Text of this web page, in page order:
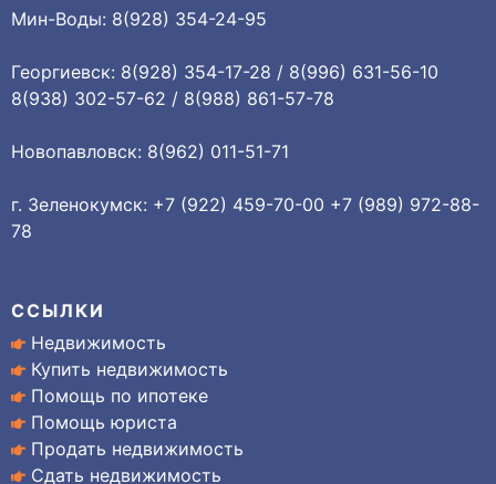
Мин-Воды: 8(928) 354-24-95
Георгиевск: 8(928) 354-17-28 / 8(996) 631-56-10
8(938) 302-57-62 / 8(988) 861-57-78
Новопавловск: 8(962) 011-51-71
г. Зеленокумск: +7 (922) 459-70-00 +7 (989) 972-88-
78
ССЫЛКИ
Недвижимость
Купить недвижимость
Помощь по ипотеке
Помощь юриста
Продать недвижимость
Сдать недвижимость